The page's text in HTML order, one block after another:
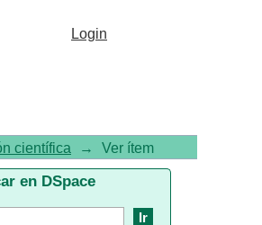
Murcia Health
Login
científica → Ver ítem
en DSpace